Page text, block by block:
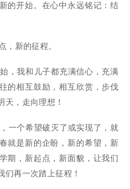
的开始。在心中永远铭记：结
，新的征程。
，我和儿子都充满信心，充满
的相互鼓励，相互欣赏，步伐
天，走向理想！
一个希望破灭了或实现了，就
就是新的企盼，新的希望，新
期，新起点，新面貌，让我们
们再一次踏上征程！